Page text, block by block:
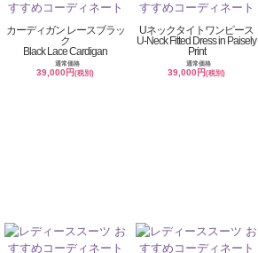
カーディガン レースブラッ
ク
Black Lace Cardigan
通常価格
39,000円(税別)
Uネックタイトワンピース
U-Neck Fitted Dress in Paisely
Print
通常価格
39,000円(税別)